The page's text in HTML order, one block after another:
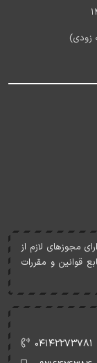
مجوزهای لازم از
قوانين و مقررات
۰۴۱۴۲۲۷۳۷۸۱